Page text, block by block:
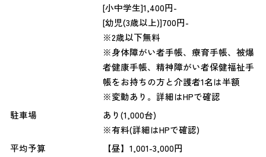
[小中学生]1,400円-
[幼児(3歳以上)]700円-
※2歳以下無料
※身体障がい者手帳、療育手帳、被爆
者健康手帳、精神障がい者保健福祉手
帳をお持ちの方と介護者1名は半額
※変動あり。詳細はHPで確認
駐車場
あり(1,000台)
※有料(詳細はHPで確認)
平均予算
【昼】1,001-3,000円